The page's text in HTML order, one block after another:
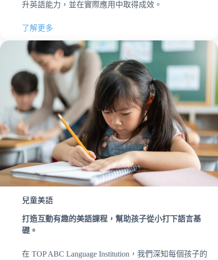
升英語能力，並在實際應用中取得成效。
了解更多
兒童美語
打造互動有趣的美語課程，幫助孩子從小打下語言基
礎。
在 TOP ABC Language Institution，我們深知每個孩子的